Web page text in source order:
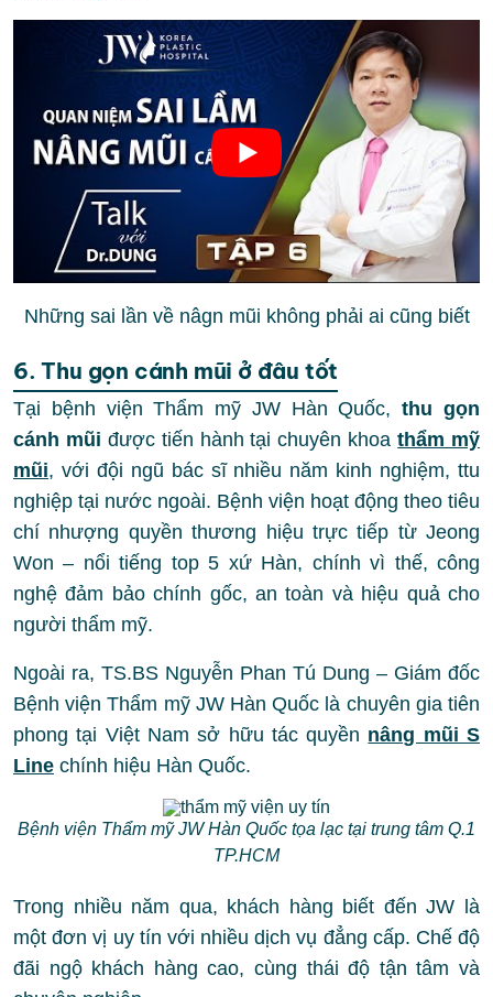
Những sai lần về nâgn mũi không phải ai cũng biết
6. Thu gọn cánh mũi ở đâu tốt
Tại bệnh viện Thẩm mỹ JW Hàn Quốc, thu gọn
cánh mũi được tiến hành tại chuyên khoathẩm mỹ
mũi, với đội ngũ bác sĩ nhiều năm kinh nghiệm, ttu
nghiệp tại nước ngoài. Bệnh viện hoạt động theo tiêu
chí nhượng quyền thương hiệu trực tiếp từ Jeong
Won – nổi tiếng top 5 xứ Hàn, chính vì thế, công
nghệ đảm bảo chính gốc, an toàn và hiệu quả cho
người thẩm mỹ.
Ngoài ra, TS.BS Nguyễn Phan Tú Dung – Giám đốc
Bệnh viện Thẩm mỹ JW Hàn Quốc là chuyên gia tiên
phong tại Việt Nam sở hữu tác quyền nâng mũi S
Line chính hiệu Hàn Quốc.
Bệnh viện Thẩm mỹ JW Hàn Quốc tọa lạc tại trung tâm Q.1
TP.HCM
Trong nhiều năm qua, khách hàng biết đến JW là
một đơn vị uy tín với nhiều dịch vụ đẳng cấp. Chế độ
đãi ngộ khách hàng cao, cùng thái độ tận tâm và